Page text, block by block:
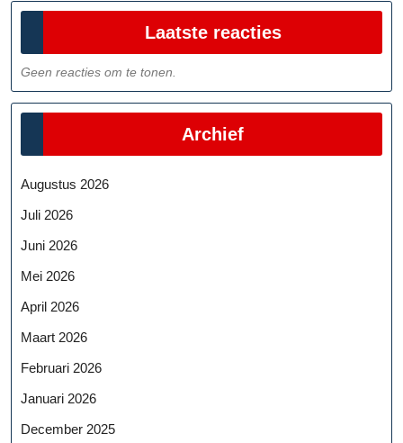
Laatste reacties
Geen reacties om te tonen.
Archief
Augustus 2026
Juli 2026
Juni 2026
Mei 2026
April 2026
Maart 2026
Februari 2026
Januari 2026
December 2025